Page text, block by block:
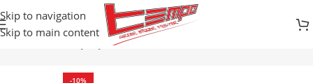
Skip to navigation
Skip to main content
DJEČIJI BICIKLI / BALANS
-10%